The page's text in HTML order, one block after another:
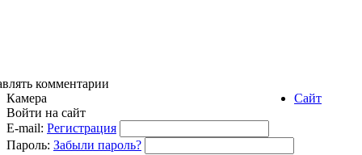
комментарии
Камера
Войти на сайт
E-mail: Регистрация
Пароль: Забыли пароль?
Сайт